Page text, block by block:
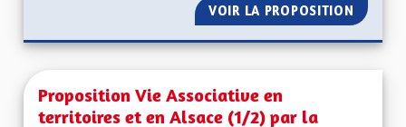
VOIR LA PROPOSITION
Proposition Vie Associative en
territoires et en Alsace (1/2) par la